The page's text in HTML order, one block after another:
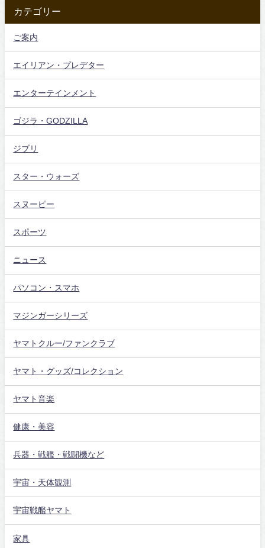
カテゴリー
ご案内
エイリアン・プレデター
エンターテインメント
ゴジラ・GODZILLA
ジブリ
スター・ウォーズ
スヌーピー
スポーツ
ニュース
パソコン・スマホ
マジンガーシリーズ
ヤマトクルー/ファンクラブ
ヤマト・グッズ/コレクション
ヤマト音楽
健康・美容
兵器・戦艦・戦闘機など
宇宙・天体観測
宇宙戦艦ヤマト
家具